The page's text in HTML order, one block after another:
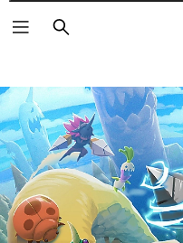
Αναζήτηση